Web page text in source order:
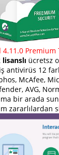
4.11.0
lisanslıücretsz
antivirüs 12
McAfee,
AVG,
bir arada
zararlılardan